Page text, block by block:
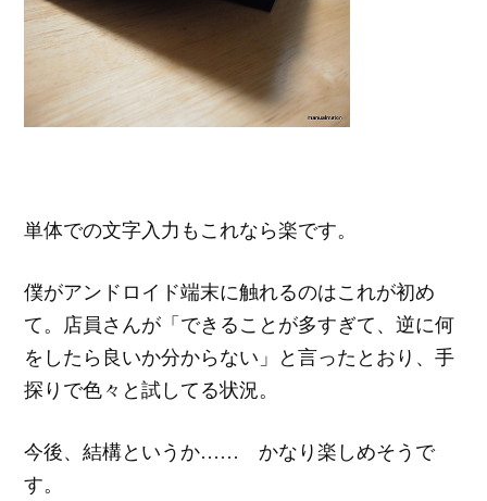
単体での文字入力もこれなら楽です。
僕がアンドロイド端末に触れるのはこれが初め
て。店員さんが「できることが多すぎて、逆に何
をしたら良いか分からない」と言ったとおり、手
探りで色々と試してる状況。
今後、結構というか…… かなり楽しめそうで
す。